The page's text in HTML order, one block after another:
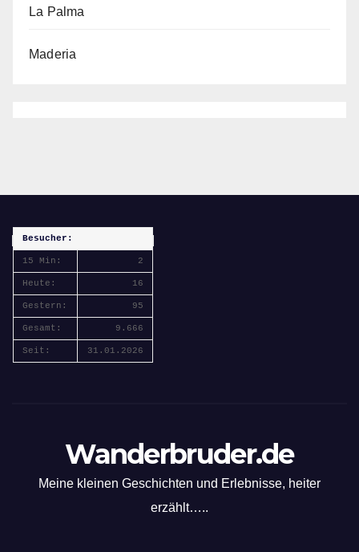
La Palma
Maderia
Besucher:
15 Min: 2
Heute: 16
Gestern: 95
Gesamt: 9.666
Seit: 31.01.2026
Wanderbruder.de
Meine kleinen Geschichten und Erlebnisse, heiter
erzählt…..